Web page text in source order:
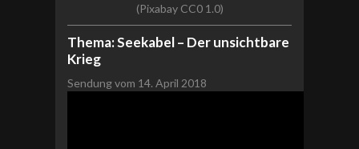
(Pixabay CC0 1.0)
Thema: Seekabel – Der unsichtbare
Krieg
Sendung vom 14. April 2018